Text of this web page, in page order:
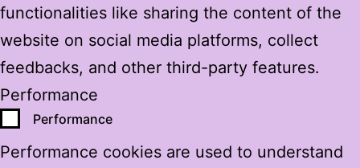
functionalities like sharing the content of the
website on social media platforms, collect
feedbacks, and other third-party features.
Performance
Performance
Performance cookies are used to understand